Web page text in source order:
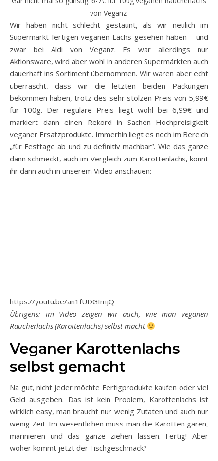
von Veganz.
Wir haben nicht schlecht gestaunt, als wir neulich im
Supermarkt fertigen veganen Lachs gesehen haben – und
zwar bei Aldi von Veganz. Es war allerdings nur
Aktionsware, wird aber wohl in anderen Supermärkten auch
dauerhaft ins Sortiment übernommen. Wir waren aber echt
überrascht, dass wir die letzten beiden Packungen
bekommen haben, trotz des sehr stolzen Preis von 5,99€
für 100g. Der reguläre Preis liegt wohl bei 6,99€ und
markiert dann einen Rekord in Sachen Hochpreisigkeit
veganer Ersatzprodukte. Immerhin liegt es noch im Bereich
„für Festtage ab und zu definitiv machbar“. Wie das ganze
dann schmeckt, auch im Vergleich zum Karottenlachs, könnt
ihr dann auch in unserem Video anschauen:
https://youtu.be/an1fUDGImjQ
Übrigens: im Video zeigen wir auch, wie man veganen
Räucherlachs (Karottenlachs) selbst macht
Veganer Karottenlachs
selbst gemacht
Na gut, nicht jeder möchte Fertigprodukte kaufen oder viel
Geld ausgeben. Das ist kein Problem, Karottenlachs ist
wirklich easy, man braucht nur wenig Zutaten und auch nur
wenig Zeit. Im wesentlichen muss man die Karotten garen,
marinieren und das ganze ziehen lassen. Fertig! Aber
woher kommt jetzt der Fischgeschmack?